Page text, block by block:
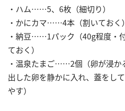
・ハム……5、6枚（細切り）
・かにカマ……4本（割いておく）
・納豆……1パック（40g程度・
ておく）
・温泉たまご……2個（卵が浸か
出した卵を静かに入れ、蓋をし
やす）